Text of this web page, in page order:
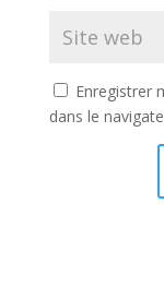
Enregistrer
dans le